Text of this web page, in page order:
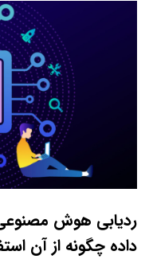
ردیابی هوش
داده چگونه از آن